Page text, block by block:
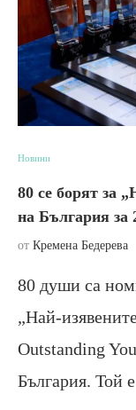
Новини
80 се борят за
на България за
от Кремена Бедерева
80 души са
„Най-
Outstanding
България. Той